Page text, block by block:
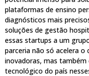
plataformas de ensino
diagnósticos mais
soluções de gestão
essas startups a um
parceria não só acelera o
inovadoras, mas
tecnológico do país